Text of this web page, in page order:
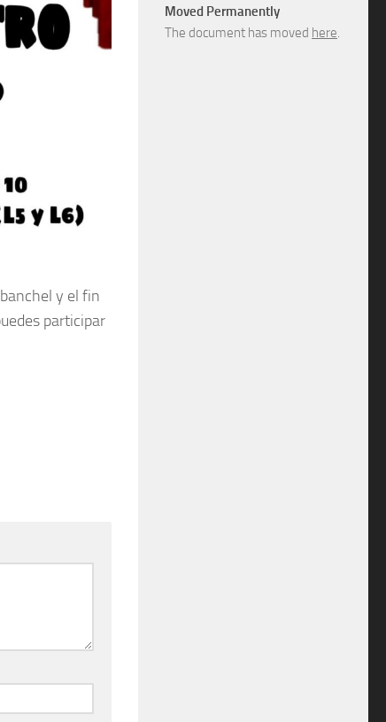
y el fin
participar
Moved Permanently
The document has moved here.